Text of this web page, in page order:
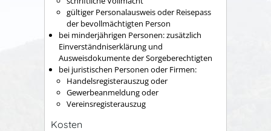
gültiger Personalausweis oder Reisepass
der bevollmächtigten Person
bei minderjährigen Personen: zusätzlich
Einverständniserklärung und
Ausweisdokumente der Sorgeberechtigten
bei juristischen Personen oder Firmen:
Handelsregisterauszug oder
Gewerbeanmeldung oder
Vereinsregisterauszug
Kosten